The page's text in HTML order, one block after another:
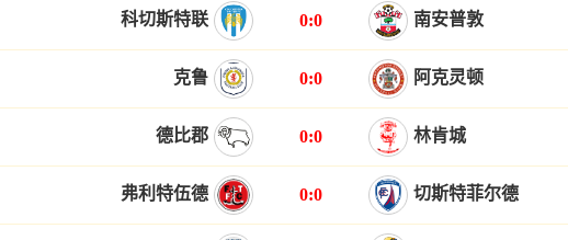
科切斯特联 0:0 南安普敦
克鲁 0:0 阿克灵顿
德比郡 0:0 林肯城
弗利特伍德 0:0 切斯特菲尔德